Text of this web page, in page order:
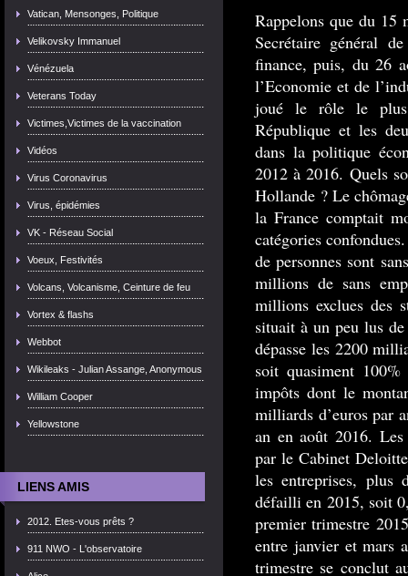
Vatican, Mensonges, Politique
Velikovsky Immanuel
Vénézuela
Veterans Today
Victimes,Victimes de la vaccination
Vidéos
Virus Coronavirus
Virus, épidémies
VK - Réseau Social
Voeux, Festivités
Volcans, Volcanisme, Ceinture de feu
Vortex & flashs
Webbot
Wikileaks - Julian Assange, Anonymous
William Cooper
Yellowstone
LIENS AMIS
2012. Etes-vous prêts ?
911 NWO - L'observatoire
Rappelons que du
Secrétaire général
finance, puis, du 26
l’Economie et de
joué le rôle le
République et les
dans la politique
2012 à 2016. Quels
Hollande ? Le
la France comptait
catégories
de personnes sont
millions de sans
millions exclues des
situait à un peu lus
dépasse les 2200
soit quasiment
impôts dont le
milliards d’euros par
an en août 2016.
par le Cabinet
les entreprises, plus
défailli en 2015, soit
premier trimestre
entre janvier et mars
trimestre se conclut